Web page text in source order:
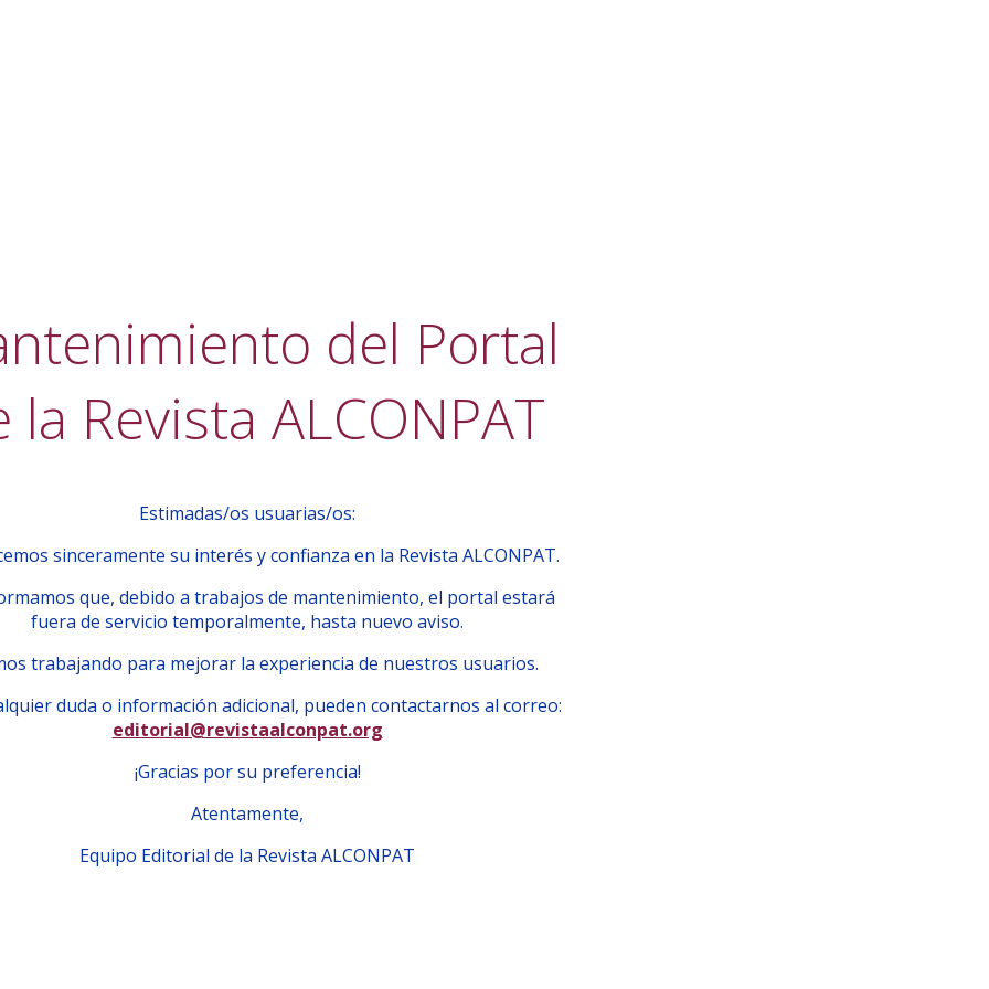
del Portal
la Revista ALCONPAT
Estimadas/os usuarias/os:
sinceramente su interés y confianza en la Revista ALCONPAT.
que, debido a trabajos de mantenimiento, el portal estará
fuera de servicio temporalmente, hasta nuevo aviso.
trabajando para mejorar la experiencia de nuestros usuarios.
duda o información adicional, pueden contactarnos al correo:
editorial@revistaalconpat.org
¡Gracias por su preferencia!
Atentamente,
Equipo Editorial de la Revista ALCONPAT